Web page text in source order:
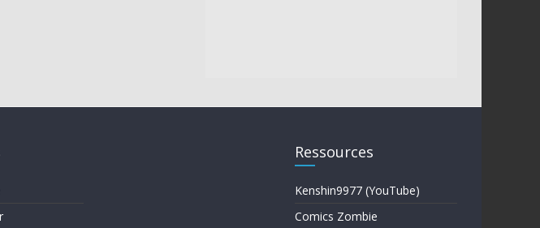
Ressources
Kenshin9977 (YouTube)
Comics Zombie